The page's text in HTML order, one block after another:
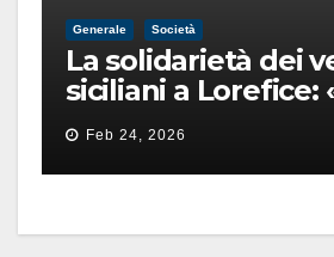
Generale Società
La solidarietà dei
siciliani a Lorefice:
difeso il valore e la
dell’umanità»
Feb 24, 2026